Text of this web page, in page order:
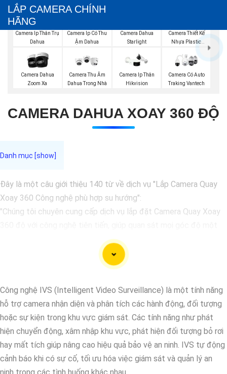
LẮP CAMERA CHÍNH
HÃNG
Camera Ip Thân Trụ
Dahua
Camera Ip Có Thu
Ậm Dahua
Camera Dahua
Starlight
Camera Thiết Kế
Nhựa Plastic
Camera Dahua
Zoom Xa
Camera Thu Âm
Dahua Trong Nhà
Camera Ip Thân
Hikvision
Camera Có Auto
Traking Vantech
CAMERA DAHUA XOAY 360 ĐỘ
Đây là một câu giới thiệu 140 từ về dịch vụ "Lắp Camera Quay
Xoay 360 Công nghệ phù hợp su hướng":
"Chúng tôi chuyên cung cấp dịch vụ lắp đặt Camera Quay Xoay
cách toàn diện và linh hoạt. Với hệ thống này, bạn có thể theo
dõi và giám sát mọi hoạt động trong khu vực mục tiêu một cách
dễ dàng và tiện lợi. Hãy liên hệ với chúng tôi để được tư vấn và
bạn."
Công nghệ IVS (Intelligent Video Surveillance) là một tính năng
hỗ trợ camera nhận diện và phân tích các hành động, đối tượng
hoặc sự kiện trong khu vực giám sát. Các tính năng như phát
hiện chuyển động, xâm nhập khu vực, phát hiện đối tượng bỏ rơi
hay mất tích giúp nâng cao hiệu quả bảo vệ an ninh. IVS tự động
cảnh báo khi có sự cố, tối ưu hóa việc giám sát và quản lý an